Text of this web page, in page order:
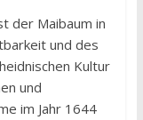
der Maibaum in
und des
Kultur
und
im Jahr 1644